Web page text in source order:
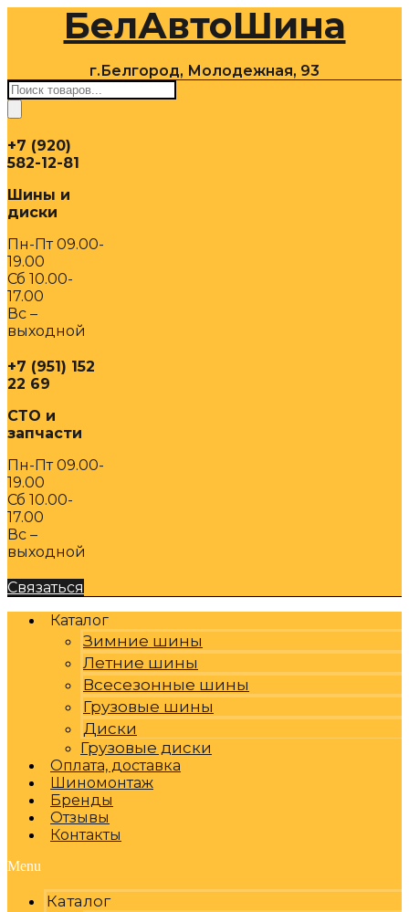
содержимомуБелАвтоШина
г.Белгород, Молодежная, 93
Поиск
товаров
+7 (920)
582-12-81
Шины и
диски
Пн-Пт 09.00-
19.00
Сб 10.00-
17.00
Вс –
выходной
+7 (951) 152
22 69
СТО и
запчасти
Пн-Пт 09.00-
19.00
Сб 10.00-
17.00
Вс –
выходной
Связаться
Каталог
Зимние шины
Летние шины
Всесезонные шины
Грузовые шины
Диски
Грузовые диски
Оплата, доставка
Шиномонтаж
Бренды
Отзывы
Контакты
Menu
Каталог